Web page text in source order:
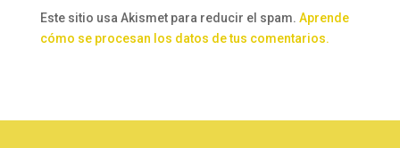
Este sitio usa Akismet para reducir el spam. Aprende
cómo se procesan los datos de tus comentarios.